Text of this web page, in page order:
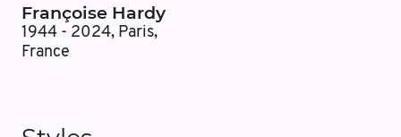
Françoise Hardy
1944 - 2024, Paris,
France